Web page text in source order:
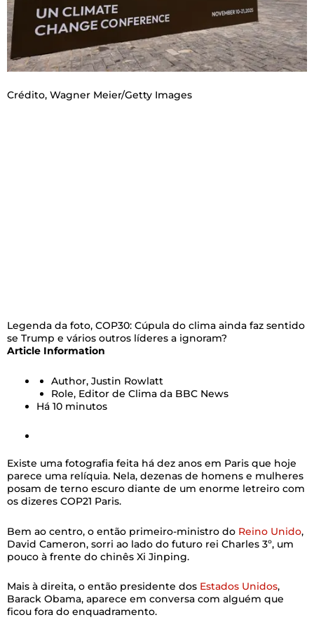
Crédito, Wagner Meier/Getty Images
Legenda da foto, COP30: Cúpula do clima ainda faz sentido
se Trump e vários outros líderes a ignoram?
Article Information
Author, Justin Rowlatt
Role, Editor de Clima da BBC News
Há 10 minutos
Existe uma fotografia feita há dez anos em Paris que hoje
parece uma relíquia. Nela, dezenas de homens e mulheres
posam de terno escuro diante de um enorme letreiro com
os dizeres COP21 Paris.
Bem ao centro, o então primeiro-ministro do Reino Unido,
David Cameron, sorri ao lado do futuro rei Charles 3º, um
pouco à frente do chinês Xi Jinping.
Mais à direita, o então presidente dos Estados Unidos,
Barack Obama, aparece em conversa com alguém que
ficou fora do enquadramento.